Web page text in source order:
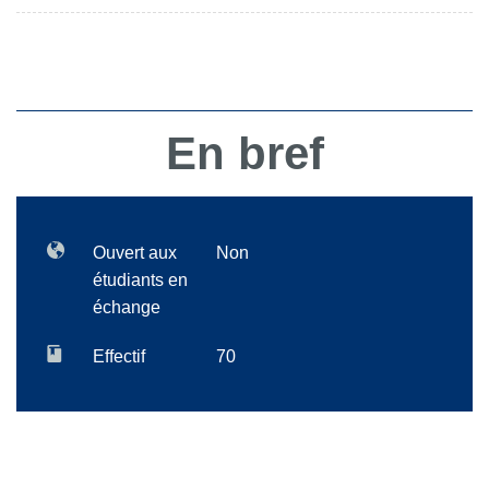
En bref
Ouvert aux
étudiants en
échange
Non
Effectif 70